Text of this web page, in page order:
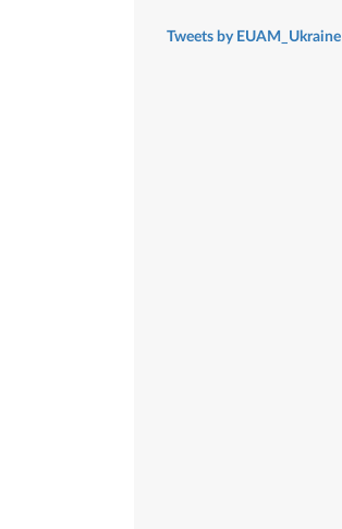
Tweets by EUAM_Ukraine